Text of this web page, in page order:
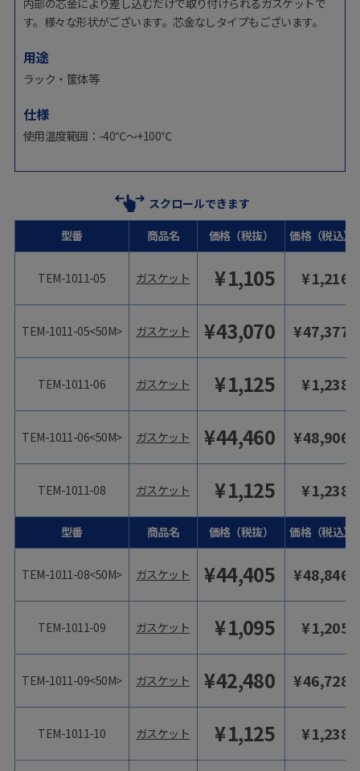
内部の芯金により差し込むだけで取り付けられるガスケットで
す。様々な形状がございます。芯金なしタイプもございます。
用途
ラック・筐体等
仕様
使用温度範囲：-40℃～+100℃
スクロールできます
型番
TEM-1011-05
TEM-1011-05<50M>
TEM-1011-06
TEM-1011-06<50M>
TEM-1011-08
型番
TEM-1011-08<50M>
TEM-1011-09
TEM-1011-09<50M>
TEM-1011-10
商品名 価格（税抜） 価格（税込）
ガスケット ¥1,105 ¥1,216
ガスケット ¥43,070 ¥47,377
ガスケット ¥1,125 ¥1,238
ガスケット ¥44,460 ¥48,906
ガスケット ¥1,125 ¥1,238
商品名 価格（税抜） 価格（税込）
ガスケット ¥44,405 ¥48,846
ガスケット ¥1,095 ¥1,205
ガスケット ¥42,480 ¥46,728
ガスケット ¥1,125 ¥1,238